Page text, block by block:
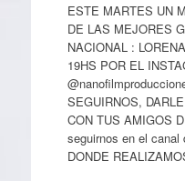
ESTE MARTES UN
DE LAS MEJORES
NACIONAL :
19HS POR EL
SEGUIRNOS,
CON TUS AMIGOS
seguirnos en el canal
DONDE